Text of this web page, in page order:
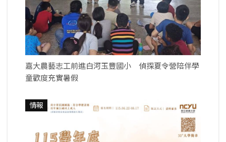
嘉大農藝志工前進白河玉豐國小 偵探夏令營陪伴學
童歡度充實暑假
情報